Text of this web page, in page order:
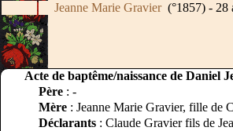
Jeanne Marie Gravier(°1857) - 28
Acte de baptême/naissance de Daniel
Père : -
Mère : Jeanne Marie Gravier, fille de
Déclarants : Claude Gravier fils de